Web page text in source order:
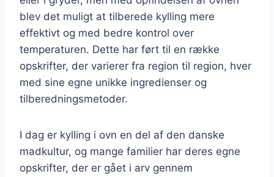
blev det muligt at tilberede kylling mere
effektivt og med bedre kontrol over
temperaturen. Dette har ført til en række
opskrifter, der varierer fra region til region, hver
med sine egne unikke ingredienser og
tilberedningsmetoder.
I dag er kylling i ovn en del af den danske
madkultur, og mange familier har deres egne
opskrifter, der er gået i arv gennem